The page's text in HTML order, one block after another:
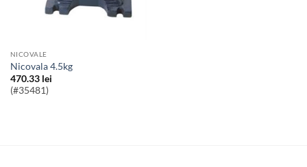
NICOVALE
Nicovala 4.5kg
470.33 lei
(#35481)